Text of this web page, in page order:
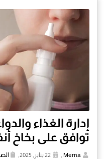
توافق على بخاخ
Merna
,